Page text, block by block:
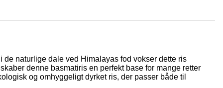
naturlige dale ved Himalayas fod vokser dette ris
denne basmatiris en perfekt base for mange retter
og omhyggeligt dyrket ris, der passer både til